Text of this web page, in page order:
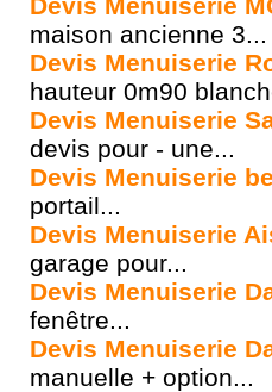
maison ancienne 3...
Devis Menuiserie
hauteur 0m90
Devis Menuiserie
devis pour - une...
Devis Menuiserie
portail...
Devis Menuiserie
garage pour...
Devis Menuiserie
fenêtre...
Devis Menuiserie
manuelle + option...